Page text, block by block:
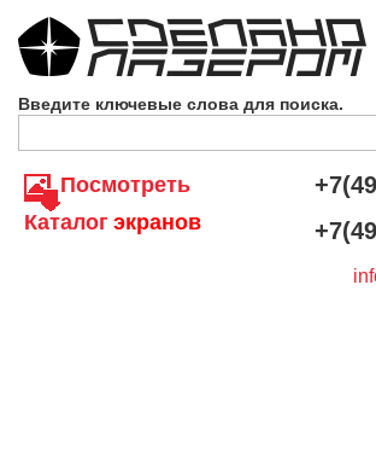
Введите ключевые слова для поиска.
Посмотреть
Каталог экранов